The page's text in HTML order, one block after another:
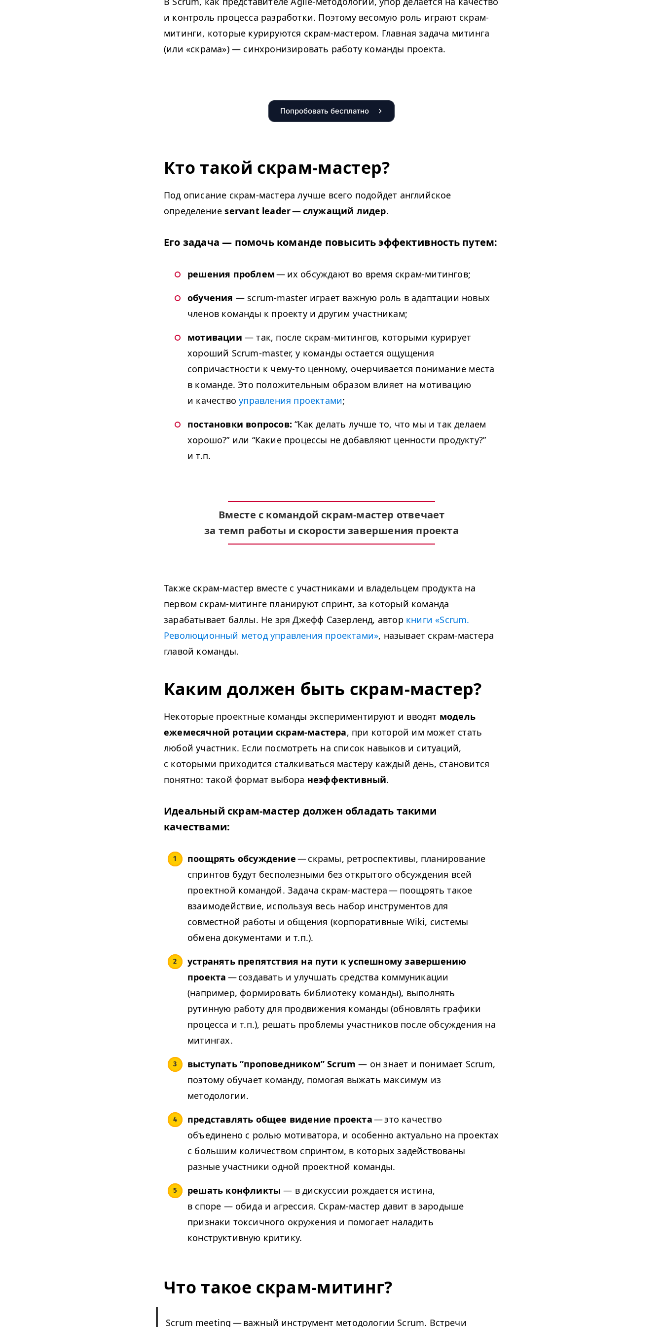
и контроль процесса разработки. Поэтому весомую роль играют скрам-
митинги, которые курируются скрам-мастером. Главная задача митинга
(или «скрама») — синхронизировать работу команды проекта.
Попробовать бесплатно
Кто такой скрам-мастер?
Под описание скрам-мастера лучше всего подойдет английское
определениеservant leader — служащий лидер.
Его задача— помочь команде повысить эффективность путем:
решения проблем— их обсуждают во время скрам-митингов;
обучения — scrum-master играет важную роль в адаптации новых
членов команды к проекту и другим участникам;
мотивации — так, после скрам-митингов, которыми курирует
хороший Scrum-master, у команды остается ощущения
сопричастности к чему-то ценному, очерчивается понимание места
в команде. Это положительным образом влияет на мотивацию
и качествоуправления проектами;
постановки вопросов: “Как делать лучше то, что мы и так делаем
хорошо?” или “Какие процессы не добавляют ценности продукту?”
и т.п.
Вместе с командой скрам-мастер отвечает
за темп работы и скорости завершения проекта
Также скрам-мастер вместе с участниками и владельцем продукта на
первом скрам-митинге планируют спринт, за который команда
зарабатывает баллы. Не зря Джефф Сазерленд, автор книги «Scrum.
Революционный метод управления проектами», называет скрам-мастера
главой команды.
Каким должен быть скрам-мастер?
Некоторые проектные команды экспериментируют и вводят модель
ежемесячной ротации скрам-мастера, при которой им может стать
любой участник. Если посмотреть на список навыков и ситуаций,
с которыми приходится сталкиваться мастеру каждый день, становится
понятно: такой формат выбора неэффективный.
Идеальный скрам-мастер должен обладать такими
качествами:
поощрять обсуждение— скрамы, ретроспективы, планирование
спринтов будут бесполезными без открытого обсуждения всей
проектной командой. Задача скрам-мастера — поощрять такое
взаимодействие, используя весь набор инструментов для
совместной работы и общения (корпоративные Wiki, системы
обмена документами и т.п.).
устранять препятствия на пути к успешному завершению
проекта — создавать и улучшать средства коммуникации
(например, формировать библиотеку команды), выполнять
рутинную работу для продвижения команды (обновлять графики
процесса и т.п.), решать проблемы участников после обсуждения на
митингах.
выступать “проповедником” Scrum— он знает и понимает Scrum,
поэтому обучает команду, помогая выжать максимум из
методологии.
представлять общее видение проекта— это качество
объединено с ролью мотиватора, и особенно актуально на проектах
с большим количеством спринтом, в которых задействованы
разные участники одной проектной команды.
решать конфликты— в дискуссии рождается истина,
в споре — обида и агрессия. Скрам-мастер давит в зародыше
признаки токсичного окружения и помогает наладить
конструктивную критику.
Что такое скрам-митинг?
Scrum meeting — важный инструмент методологии Scrum. Встречи